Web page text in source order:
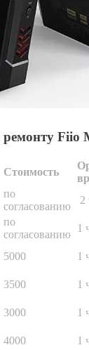
Fiio
Стоимость
по
согласованию
2
по
согласованию
1
5000
1
3500
1
3000
1
4000 1